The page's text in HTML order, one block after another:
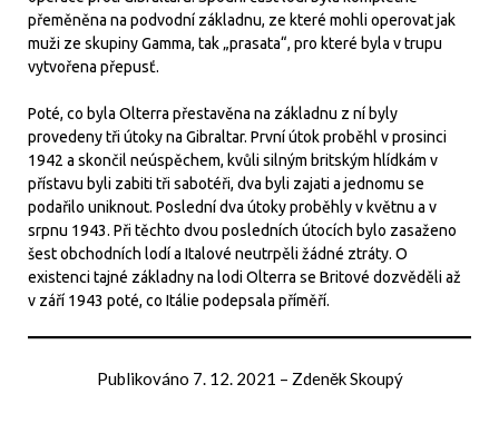
přeměněna na podvodní základnu, ze které mohli operovat jak
muži ze skupiny Gamma, tak „prasata“, pro které byla v trupu
vytvořena přepusť.
Poté, co byla Olterra přestavěna na základnu z ní byly
provedeny tři útoky na Gibraltar. První útok proběhl v prosinci
1942 a skončil neúspěchem, kvůli silným britským hlídkám v
přístavu byli zabiti tři sabotéři, dva byli zajati a jednomu se
podařilo uniknout. Poslední dva útoky proběhly v květnu a v
srpnu 1943. Při těchto dvou posledních útocích bylo zasaženo
šest obchodních lodí a Italové neutrpěli žádné ztráty. O
existenci tajné základny na lodi Olterra se Britové dozvěděli až
v září 1943 poté, co Itálie podepsala příměří.
Publikováno 7. 12. 2021 – Zdeněk Skoupý